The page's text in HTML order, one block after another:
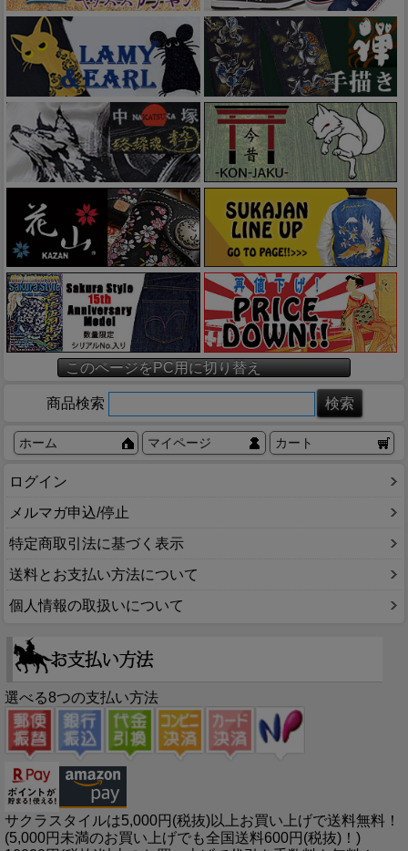
このページをPC用に切り替え
商品検索
ホーム マイページ カート
ログイン
メルマガ申込/停止
特定商取引法に基づく表示
送料とお支払い方法について
個人情報の取扱いについて
選べる8つの支払い方法
サクラスタイルは5,000円(税抜)以上お買い上げで送料無料！
(5,000円未満のお買い上げでも全国送料600円(税抜)！)